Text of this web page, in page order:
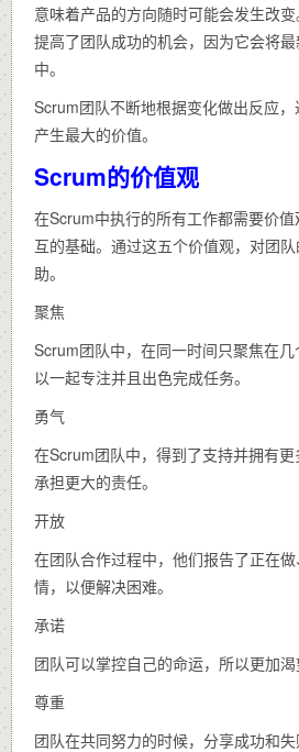
意味着产品的方向随时可能会发生改
提高了团队成功的机会，因为它会将
中。
Scrum团队不断地根据变化做出反应
产生最大的价值。
Scrum的价值观
在Scrum中执行的所有工作都需要价
互的基础。通过这五个价值观，对团
助。
聚焦
Scrum团队中，在同一时间只聚焦在
以一起专注并且出色完成任务。
勇气
在Scrum团队中，得到了支持并拥有
承担更大的责任。
开放
在团队合作过程中，他们报告了正在
情，以便解决困难。
承诺
团队可以掌控自己的命运，所以更加渴
尊重
团队在共同努力的时候，分享成功和